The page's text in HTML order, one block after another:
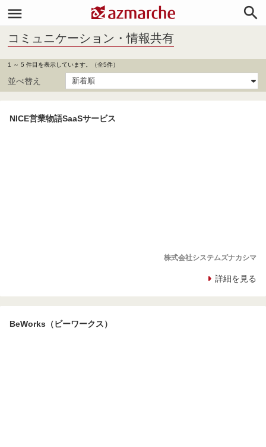


コミュニケーション・情報共有
1 ～ 5 件目を表示しています。（全5件）
並べ替え
NICE営業物語SaaSサービス
株式会社システムズナカシマ
詳細を見る
BeWorks（ビーワークス）